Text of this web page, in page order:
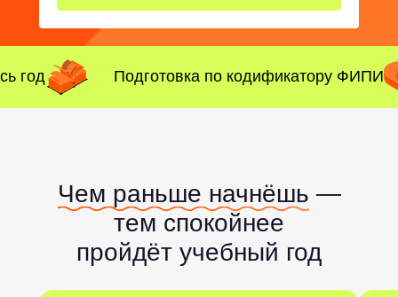
год Подготовка по кодификатору ФИПИ
Чем раньше начнёшь —
тем спокойнее
пройдёт учебный год